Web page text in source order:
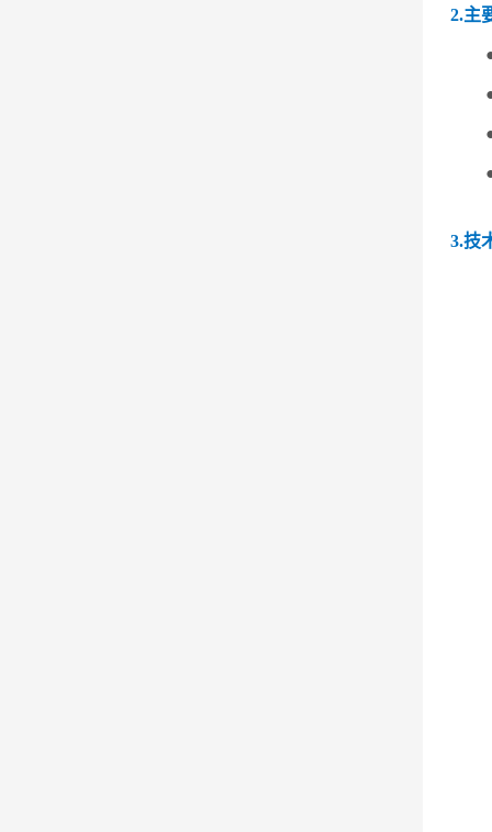
2.主
3.技